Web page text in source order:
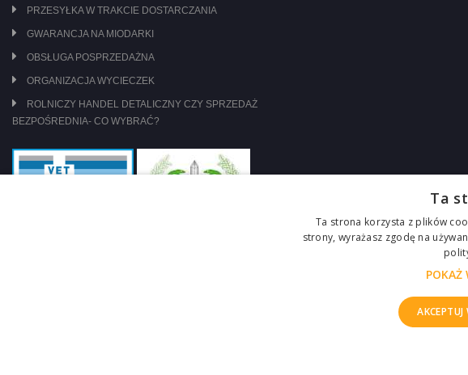
PRZESYŁKA W TRAKCIE DOSTARCZANIA
GWARANCJA NA MIODARKI
OBSŁUGA POSPRZEDAŻNA
ORGANIZACJA WYCIECZEK
ROLNICZY HANDEL DETALICZNY CZY SPRZEDAŻ
BEZPOŚREDNIA- CO WYBRAĆ?
Ta
Ta strona korzysta z plików
strony, wyrażasz zgodę na
POKAŻ